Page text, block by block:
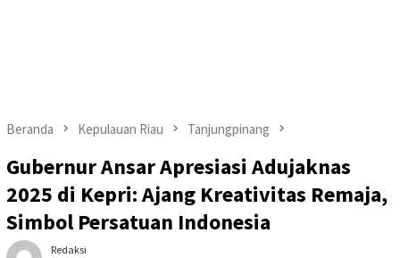
Beranda Kepulauan Riau Tanjungpinang
Gubernur Ansar Apresiasi Adujaknas
2025 di Kepri: Ajang Kreativitas Remaja,
Simbol Persatuan Indonesia
Redaksi